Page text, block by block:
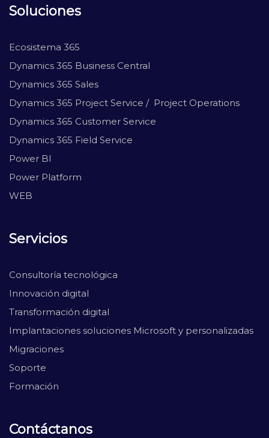
Soluciones
Ecosistema 365
Dynamics 365 Business Central
Dynamics 365 Sales
Dynamics 365 Project Service / Project Operations
Dynamics 365 Customer Service
Dynamics 365 Field Service
Power BI
Power Platform
WEB
Servicios
Consultoría tecnológica
Innovación digital
Transformación digital
Implantaciones soluciones Microsoft y personalizadas
Migraciones
Soporte
Formación
Contáctanos